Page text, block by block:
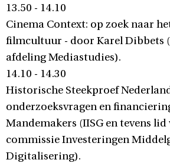
13.50 - 14.10
Cinema Context: op zoek naar
filmcultuur - door Karel Dibbets
afdeling Mediastudies).
14.10 - 14.30
Historische Steekproef
onderzoeksvragen en
Mandemakers (IISG en tevens lid
commissie Investeringen
Digitalisering).